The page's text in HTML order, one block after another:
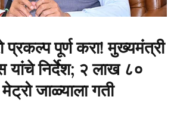
प्रकल्प पूर्ण करा! मुख्यमंत्री
निर्देश; २ लाख ८०
जाळ्याला गती